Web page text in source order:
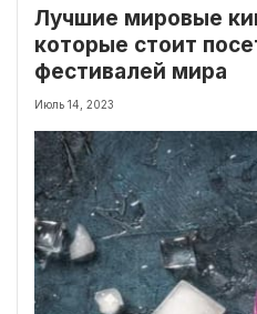
Лучшие мировые
которые стоит
фестивалей мира
Июль 14, 2023